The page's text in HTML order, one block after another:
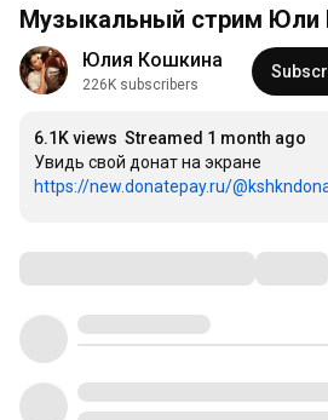
Музыкальный стрим Юли
Юлия Кошкина
226K subscribers
6.1K views Streamed 1 month ago
https://new.donatepay.ru/